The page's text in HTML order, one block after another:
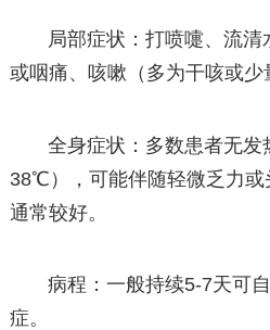
局部症状：打喷嚏、流
或咽痛、咳嗽（多为干咳或少
全身症状：多数患者无发
38℃），可能伴随轻微乏力或
通常较好。
病程：一般持续5-7天可
症。